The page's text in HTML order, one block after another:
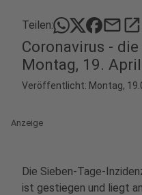
Teilen: mailopen_in_new
Coronavirus -
Montag, 19.
Veröffentlicht: Montag,
Anzeige
Die Sieben-Tage-
ist gestiegen und liegt